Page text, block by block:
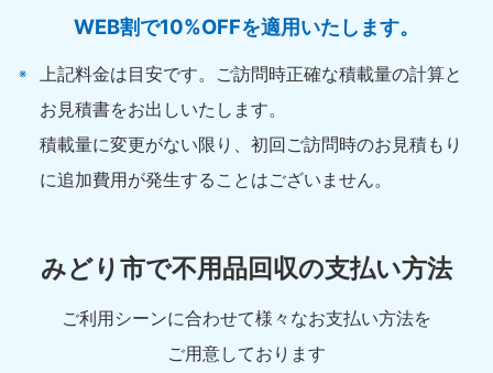
WEB割で10%OFFを適用いたします。
上記料金は目安です。ご訪問時正確な積載量の計算と
お見積書をお出しいたします。
積載量に変更がない限り、初回ご訪問時のお見積もり
に追加費用が発生することはございません。
みどり市で不用品回収の支払い方法
ご利用シーンに合わせて様々なお支払い方法を
ご用意しております